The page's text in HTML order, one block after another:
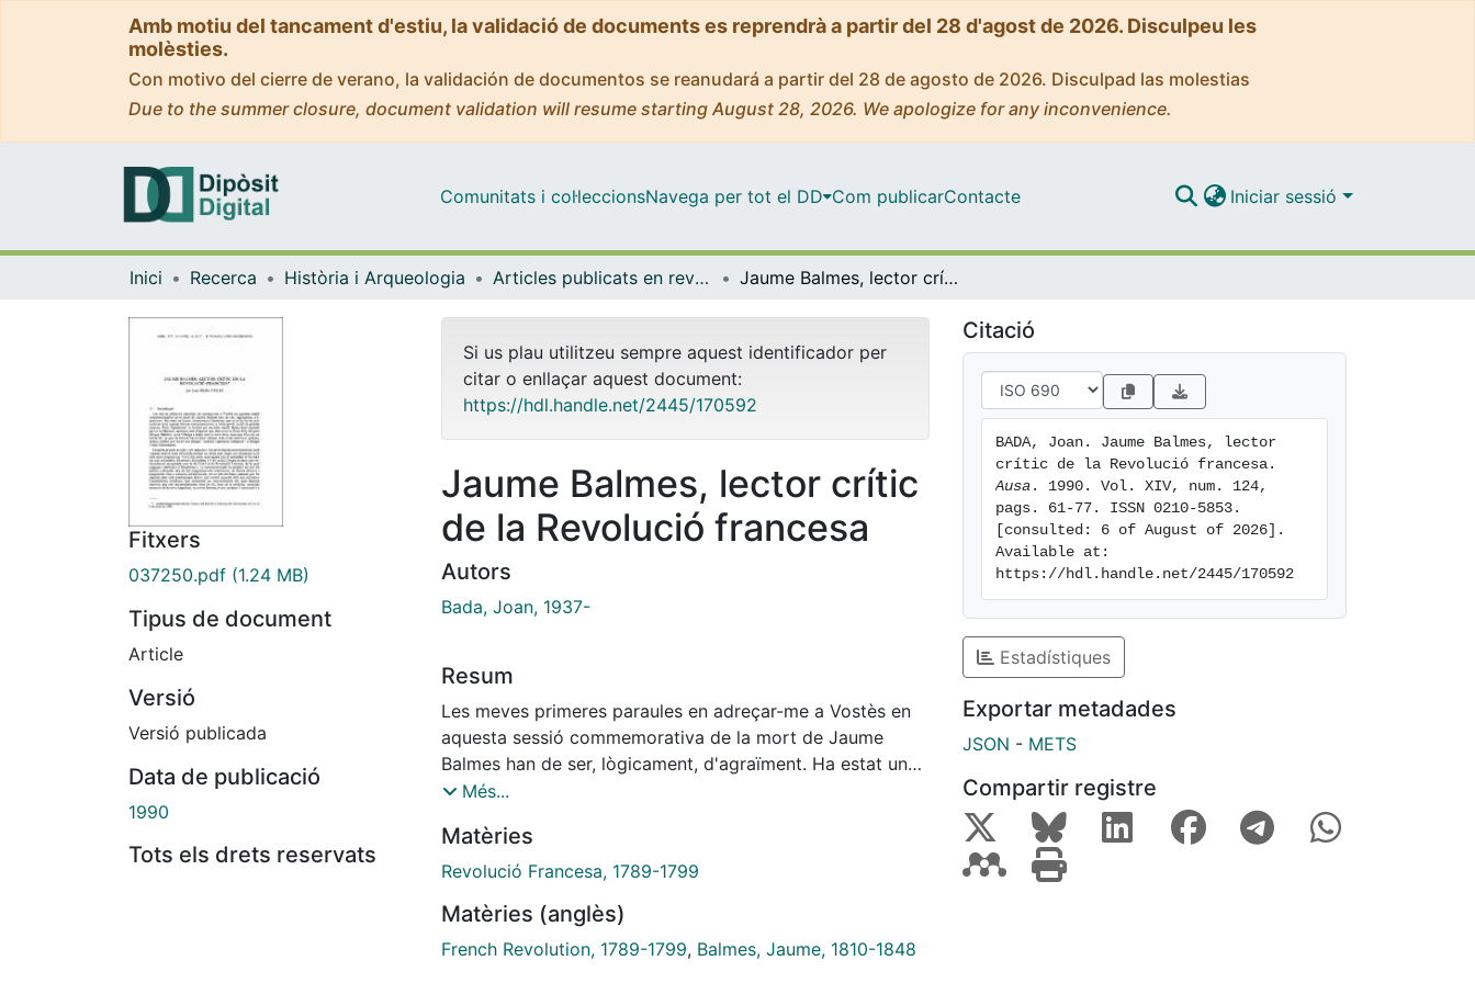
Amb motiu del tancament d'estiu, la validació de documents es reprendrà a partir del 28 d'agost de 2026. Disculpeu les
molèsties.
Con motivo del cierre de verano, la validación de documentos se reanudará a partir del 28 de agosto de 2026. Disculpad las molestias
Due to the summer closure, document validation will resume starting August 28, 2026. We apologize for any inconvenience.
Comunitats i col·leccionsNavega per tot el DD Com publicarContacte Iniciar sessió
Inici Recerca Història i Arqueologia Articles publicats en revistes (Història i Arqueologia) Jaume Balmes, lector crític de la Revolució francesa
Fitxers
037250.pdf (1.24 MB)
Tipus de document
Article
Versió
Versió publicada
Data de publicació
1990
Tots els drets reservats
Si us plau utilitzeu sempre aquest identificador per
citar o enllaçar aquest document:
https://hdl.handle.net/2445/170592
Jaume Balmes, lector crític
de la Revolució francesa
Autors
Bada, Joan, 1937-
Resum
Les meves primeres paraules en adreçar-me a Vostès en
aquesta sessió commemorativa de la mort de Jaume
Balmes han de ser, lògicament, d'a­graïment. Ha estat un
honor immerescut l'encàrrec que se m'ha fet de pro­
acció de gràcies sincera. Però l'agraïment ve també per
un altre cantó. Quan hom accepta parlar de Balmes, <
Més...
Matèries
Revolució Francesa, 1789-1799
Matèries (anglès)
French Revolution, 1789-1799, Balmes, Jaume, 1810-1848
Citació
BADA, Joan. Jaume Balmes, lector
Ausa . 1990. Vol. XIV, num. 124,
pags. 61-77. ISSN 0210-5853.
[consulted: 6 of August of 2026].
Available at:
https://hdl.handle.net/2445/170592
Estadístiques
Exportar metadades
JSON - METS
Compartir registre